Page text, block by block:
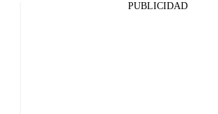
PUBLICIDAD